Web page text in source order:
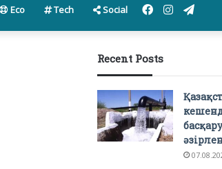
Eco Tech Social Instagram
Facebook
Recent Posts